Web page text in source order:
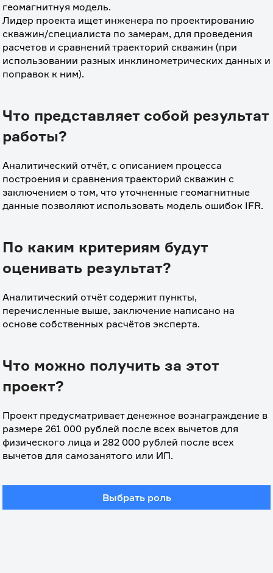
геомагнитнуя модель.
Лидер проекта ищет инженера по проектированию
скважин/специалиста по замерам, для проведения
расчетов и сравнений траекторий скважин (при
использовании разных инклинометрических данных и
поправок к ним).
Что представляет собой результат
работы?
Аналитический отчёт, с описанием процесса
построения и сравнения траекторий скважин с
заключением о том, что уточненные геомагнитные
данные позволяют использовать модель ошибок IFR.
По каким критериям будут
оценивать результат?
Аналитический отчёт содержит пункты,
перечисленные выше, заключение написано на
основе собственных расчётов эксперта.
Что можно получить за этот
проект?
Проект предусматривает денежное вознаграждение в
размере 261 000 рублей после всех вычетов для
физического лица и 282 000 рублей после всех
вычетов для самозанятого или ИП.
Выбрать роль